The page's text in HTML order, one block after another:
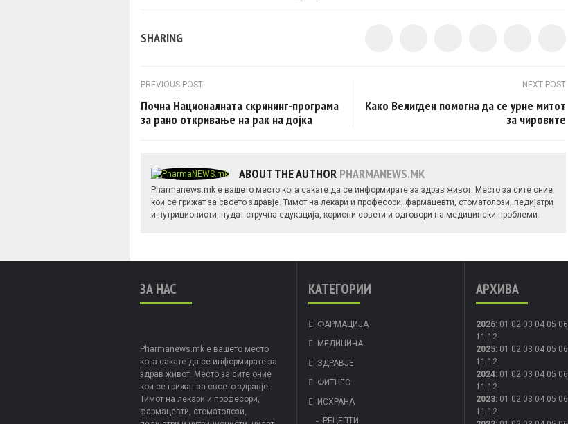
SHARING
Post navigation
PREVIOUS POST
Почна Националната скрининг-програма
за рано откривање на рак на дојка
NEXT POST
Како Велигден помогна да се урне митот
за чировите
ABOUT THE AUTHOR PHARMANEWS.MK
Pharmanews.mk е вашето место кога сакате да се информирате за здрав живот. Место за сите оние
кои се грижат за своето здравје. Тимот на лекари и професори, фармацевти, стоматолози, педијатри
и нутриционисти, нудат стручна едукација, корисни совети и одговори на медицински проблеми.
ЗА НАС
Pharmanews.mk е вашето место
кога сакате да се информирате за
здрав живот. Место за сите оние
кои се грижат за своето здравје.
Тимот на лекари и професори,
фармацевти, стоматолози,
КАТЕГОРИИ
ФАРМАЦИЈА
МЕДИЦИНА
ЗДРАВЈЕ
ФИТНЕС
ИСХРАНА
РЕЦЕПТИ
АРХИВА
2026: 01 02 03 04 05 06
11 12
2025: 01 02 03 04 05 06
11 12
2024: 01 02 03 04 05 06
11 12
2023: 01 02 03 04 05 06
11 12